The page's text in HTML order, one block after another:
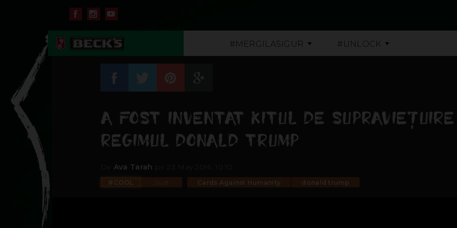
#MERGILASIGUR #UNLOCK
A FOST INVENTAT KITUL DE
REGIMUL DONALD TRUMP
Ava Tarah pe 23 May 2016, 10:10
#COOL Stuff Cards Against Humanity donald trump